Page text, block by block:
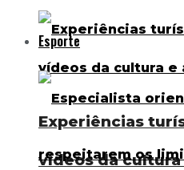
Experiências
vídeos da
Esporte